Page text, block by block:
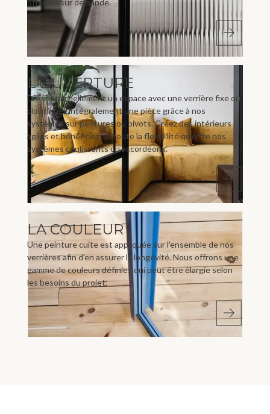
offertes sur demande.
L'OUVERTURE
Divisez partiellement un espace avec une verrière fixe ou
cloisonnez intégralement une pièce grâce à nos
systèmes sur pentures ou pivots. Créez des intérieurs
agiles et bénéficiez de toute la flexibilité qu’offre nos
systèmes coulissants ou accordéons.
LA COULEUR
Une peinture cuite est appliquée sur l'ensemble de nos
verrières afin d'en assurer la longévité. Nous offrons une
gamme de couleurs définies qui peut être élargie selon
les besoins du projet.